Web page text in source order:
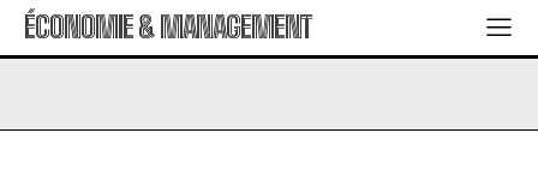
ÉCONOMIE & MANAGEMENT